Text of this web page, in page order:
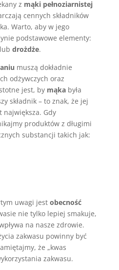
z mąki pełnoziarnistej
cennych składników
Warto, aby w jego
podstawowe elementy:
drożdże.
muszą dokładnie
odżywczych oraz
jest, by mąkabyła
składnik – to znak, że jej
największa. Gdy
produktów z długimi
substancji takich jak:
uwagi jest obecność
nie tylko lepiej smakuje,
na nasze zdrowie.
zakwasu powinny być
że „kwas
zakwasu.